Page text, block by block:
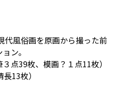
代風俗画を原画から撮った前
ン。
点39枚、模画？１点11枚）
13枚）